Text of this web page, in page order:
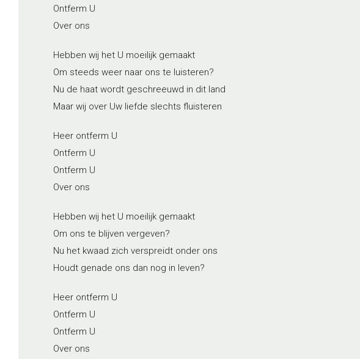
Ontferm U
Over ons
Hebben wij het U moeilijk gemaakt
Om steeds weer naar ons te luisteren?
Nu de haat wordt geschreeuwd in dit land
Maar wij over Uw liefde slechts fluisteren
Heer ontferm U
Ontferm U
Ontferm U
Over ons
Hebben wij het U moeilijk gemaakt
Om ons te blijven vergeven?
Nu het kwaad zich verspreidt onder ons
Houdt genade ons dan nog in leven?
Heer ontferm U
Ontferm U
Ontferm U
Over ons